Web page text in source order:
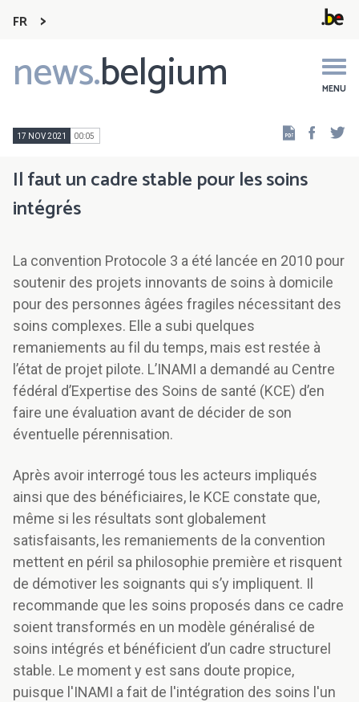
FR
news.belgium MENU
Main
navigation
17 NOV 2021 00:05
Il faut un cadre stable pour les soins
intégrés
La convention Protocole 3 a été lancée en 2010 pour
soutenir des projets innovants de soins à domicile
pour des personnes âgées fragiles nécessitant des
soins complexes. Elle a subi quelques
remaniements au fil du temps, mais est restée à
l’état de projet pilote. L’INAMI a demandé au Centre
fédéral d’Expertise des Soins de santé (KCE) d’en
faire une évaluation avant de décider de son
éventuelle pérennisation.
Après avoir interrogé tous les acteurs impliqués
ainsi que des bénéficiaires, le KCE constate que,
même si les résultats sont globalement
satisfaisants, les remaniements de la convention
mettent en péril sa philosophie première et risquent
de démotiver les soignants qui s’y impliquent. Il
recommande que les soins proposés dans ce cadre
soient transformés en un modèle généralisé de
soins intégrés et bénéficient d’un cadre structurel
stable. Le moment y est sans doute propice,
puisque l'INAMI a fait de l'intégration des soins l'un